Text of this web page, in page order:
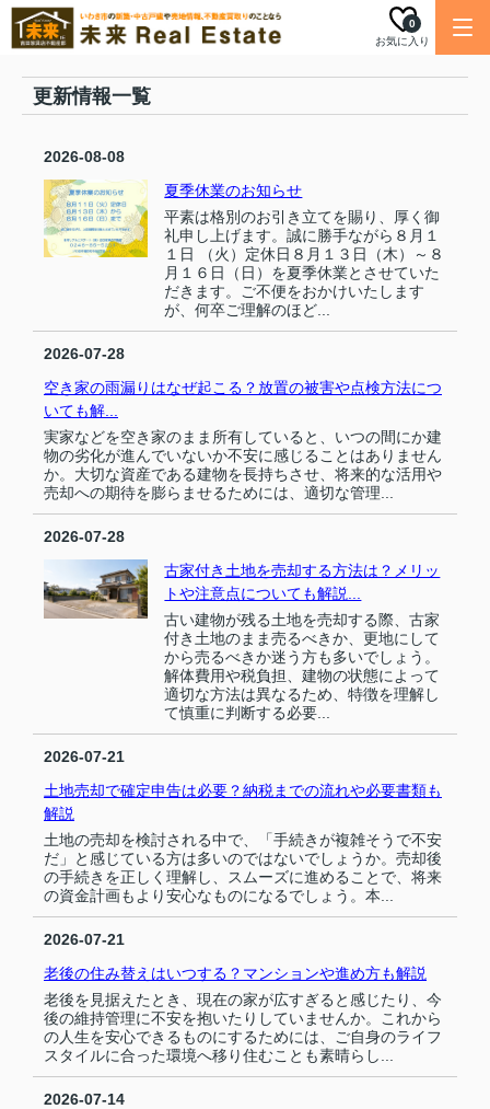
お気に入り
0
更新情報一覧
2026-08-08
夏季休業のお知らせ
平素は格別のお引き立てを賜り、厚く御
礼申し上げます。誠に勝手ながら８月１
１日 （火）定休日８月１３日（木）～８
月１６日（日）を夏季休業とさせていた
だきます。ご不便をおかけいたします
が、何卒ご理解のほど...
2026-07-28
空き家の雨漏りはなぜ起こる？放置の被害や点検方法につ
いても解...
実家などを空き家のまま所有していると、いつの間にか建
物の劣化が進んでいないか不安に感じることはありません
か。大切な資産である建物を長持ちさせ、将来的な活用や
売却への期待を膨らませるためには、適切な管理...
2026-07-28
古家付き土地を売却する方法は？メリッ
トや注意点についても解説...
古い建物が残る土地を売却する際、古家
付き土地のまま売るべきか、更地にして
から売るべきか迷う方も多いでしょう。
解体費用や税負担、建物の状態によって
適切な方法は異なるため、特徴を理解し
て慎重に判断する必要...
2026-07-21
土地売却で確定申告は必要？納税までの流れや必要書類も
解説
土地の売却を検討される中で、「手続きが複雑そうで不安
だ」と感じている方は多いのではないでしょうか。売却後
の手続きを正しく理解し、スムーズに進めることで、将来
の資金計画もより安心なものになるでしょう。本...
2026-07-21
老後の住み替えはいつする？マンションや進め方も解説
老後を見据えたとき、現在の家が広すぎると感じたり、今
後の維持管理に不安を抱いたりしていませんか。これから
の人生を安心できるものにするためには、ご自身のライフ
スタイルに合った環境へ移り住むことも素晴らし...
2026-07-14